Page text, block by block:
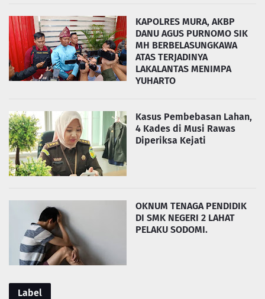
KAPOLRES MURA, AKBP
DANU AGUS PURNOMO SIK
MH BERBELASUNGKAWA
ATAS TERJADINYA
LAKALANTAS MENIMPA
YUHARTO
Kasus Pembebasan Lahan,
4 Kades di Musi Rawas
Diperiksa Kejati
OKNUM TENAGA PENDIDIK
DI SMK NEGERI 2 LAHAT
PELAKU SODOMI.
Label